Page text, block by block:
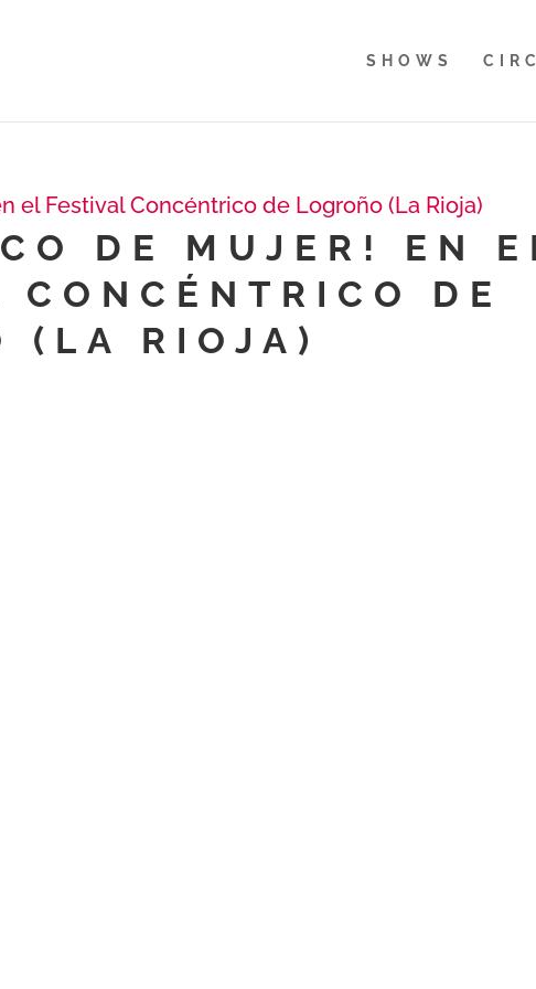
SHOWS
DE MUJER! EN
CONCÉNTRICO DE
(LA RIOJA)